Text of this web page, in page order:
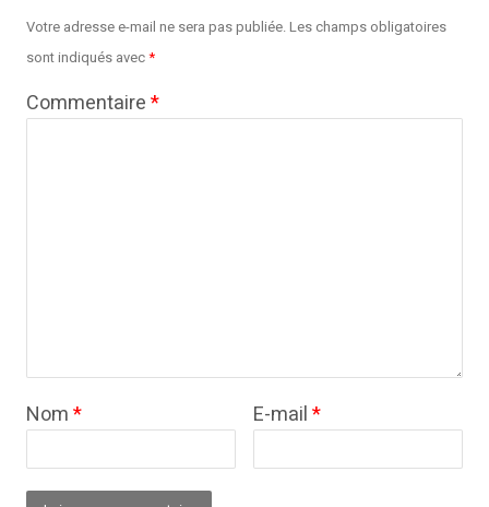
Votre adresse e-mail ne sera pas publiée.Les champs obligatoires
sont indiqués avec*
Commentaire*
Nom* E-mail*